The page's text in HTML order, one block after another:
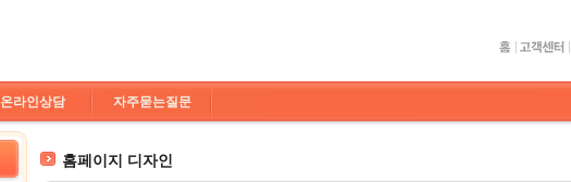
온라인상담 자주묻는질문
홈페이지 디자인